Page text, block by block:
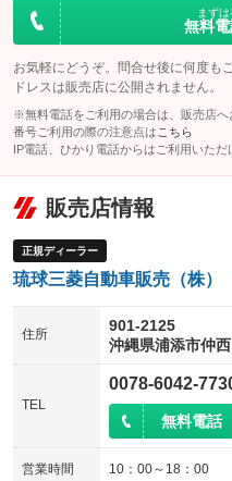
まず
無料
お気軽にどうぞ。問合せ後に何度も
ドレスは販売店に公開されません。
※無料電話をご利用の場合は、販売店
番号ご利用の際の注意点は こちら
IP電話、ひかり電話からはご利用いただ
販売店情報
正規ディーラー
琉球三菱自動車販売（株
住所
901-2125
沖縄県浦添市仲
TEL
0078-6042-
無料電話
営業時間 10：00～18：00